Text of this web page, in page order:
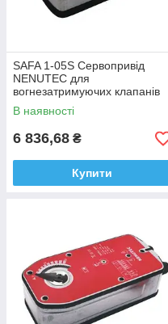
SAFA 1-05S Сервопривід
NENUTEC для
вогнезатримуючих клапанів
без термодатчика 5Nm 24v
В наявності
6 836,68 ₴
Купити